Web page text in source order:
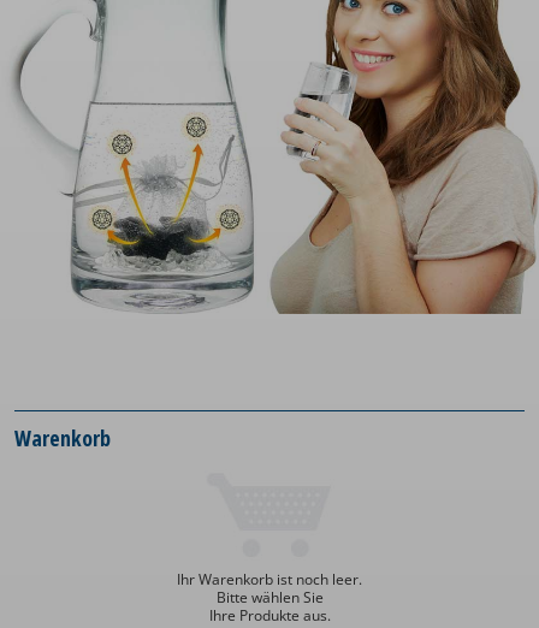
Warenkorb
Ihr Warenkorb ist noch leer.
Bitte wählen Sie
Ihre Produkte aus.